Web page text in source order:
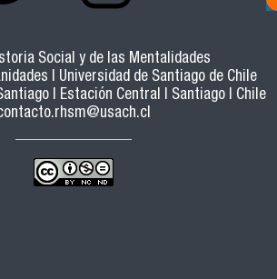
Social y de las Mentalidades
| Universidad de Santiago de Chile
| Estación Central | Santiago | Chile